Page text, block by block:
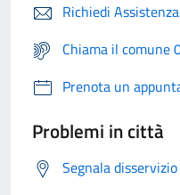
Richiedi Assistenza
Chiama il comune
Prenota un
Problemi in città
Segnala disservizio